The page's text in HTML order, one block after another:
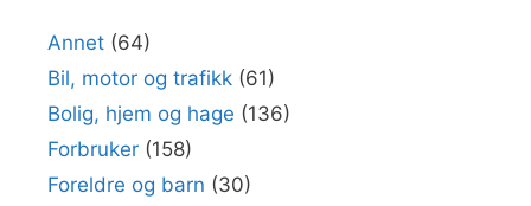
Annet (64)
Bil, motor og trafikk (61)
Bolig, hjem og hage (136)
Forbruker (158)
Foreldre og barn (30)